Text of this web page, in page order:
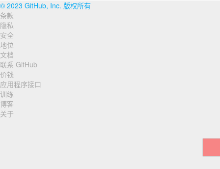
© 2023 GitHub, Inc. 版权所有
页
脚
导
航
条款
隐私
安全
地位
文档
联系 GitHub
价钱
应用程序接口
训练
博客
关于